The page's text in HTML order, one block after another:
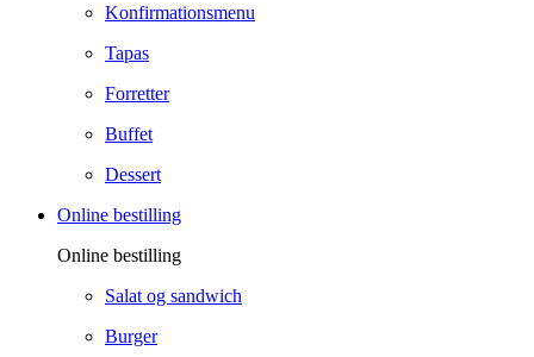
Konfirmationsmenu
Tapas
Forretter
Buffet
Dessert
Online bestilling
Online bestilling
Salat og sandwich
Burger